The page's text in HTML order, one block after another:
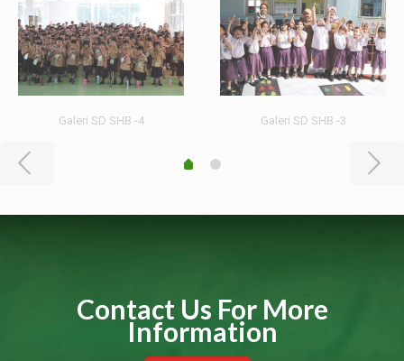
Galeri SD SHB -4 Galeri SD SHB -3
Contact Us For More
Information